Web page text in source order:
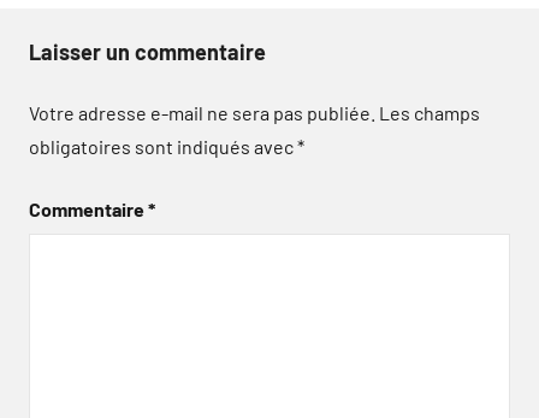
Laisser un commentaire
Votre adresse e-mail ne sera pas publiée. Les champs
obligatoires sont indiqués avec*
Commentaire*